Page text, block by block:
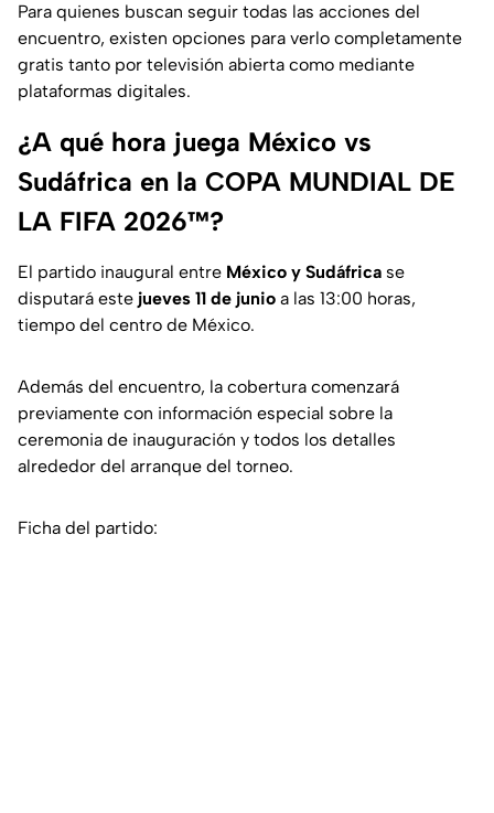
Para quienes buscan seguir todas las acciones del
encuentro, existen opciones para verlo completamente
gratis tanto por televisión abierta como mediante
plataformas digitales.
¿A qué hora juega México vs
Sudáfrica en la COPA MUNDIAL DE
LA FIFA 2026™️?
El partido inaugural entre México y Sudáfrica se
disputará este jueves 11 de junio a las 13:00 horas,
tiempo del centro de México.
Además del encuentro, la cobertura comenzará
previamente con información especial sobre la
ceremonia de inauguración y todos los detalles
alrededor del arranque del torneo.
Ficha del partido: